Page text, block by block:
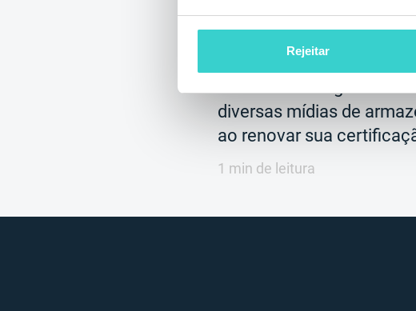
Rejeitar
uma vez comprovaram
diversas mídias de
ao renovar sua
1 min de leitura